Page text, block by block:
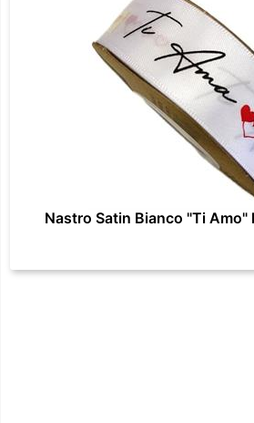
Nastro Satin Bianco "Ti Amo"